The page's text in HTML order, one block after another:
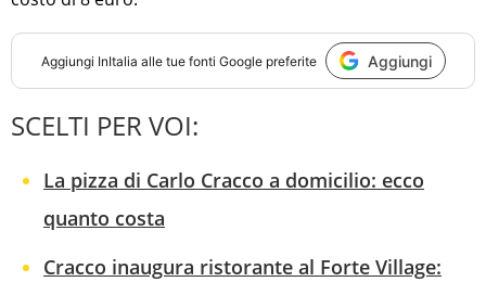
Aggiungi InItalia alle tue fonti Google preferite Aggiungi
SCELTI PER VOI:
La pizza di Carlo Cracco a domicilio: ecco
quanto costa
Cracco inaugura ristorante al Forte Village: